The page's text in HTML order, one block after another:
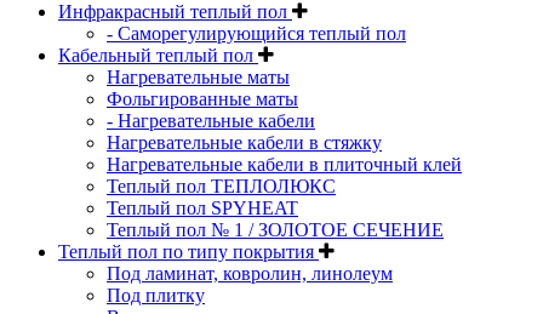
Инфракрасный теплый пол
- Саморегулирующийся теплый пол
Кабельный теплый пол
Нагревательные маты
Фольгированные маты
- Нагревательные кабели
Нагревательные кабели в стяжку
Нагревательные кабели в плиточный клей
Теплый пол ТЕПЛОЛЮКС
Теплый пол SPYHEAT
Теплый пол № 1 / ЗОЛОТОЕ СЕЧЕНИЕ
Теплый пол по типу покрытия
Под ламинат, ковролин, линолеум
Под плитку